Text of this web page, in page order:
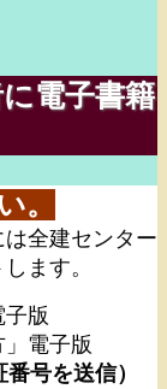
電子書籍
。
全建センター
ます。
子版
」電子版
号を送信）